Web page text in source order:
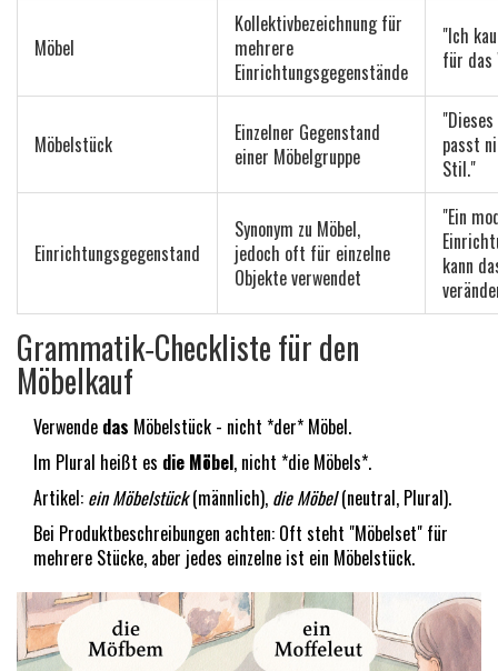
Möbel
Kollektivbezeichnung für
mehrere
Einrichtungsgegenstände
"Ich
für das
Möbelstück
Einzelner Gegenstand
einer Möbelgruppe
passt
Stil."
Einrichtungsgegenstand
Synonym zu Möbel,
jedoch oft für einzelne
Objekte verwendet
"Ein
kann
Grammatik‑Checkliste für den
Möbelkauf
Verwende das Möbelstück - nicht *der* Möbel.
Im Plural heißt es die Möbel, nicht *die Möbels*.
Artikel: ein Möbelstück(männlich), die Möbel(neutral, Plural).
Bei Produktbeschreibungen achten: Oft steht "Möbelset" für
mehrere Stücke, aber jedes einzelne ist ein Möbelstück.